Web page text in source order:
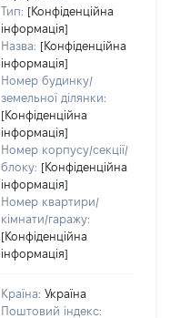
Тип: [Конфіденційна
інформація]
Назва: [Конфіденційна
інформація]
Номер будинку/
земельної ділянки:
[Конфіденційна
інформація]
Номер корпусу/секції/
блоку: [Конфіденційна
інформація]
Номер квартири/
кімнати/гаражу:
[Конфіденційна
інформація]
Країна: Україна
Поштовий індекс: